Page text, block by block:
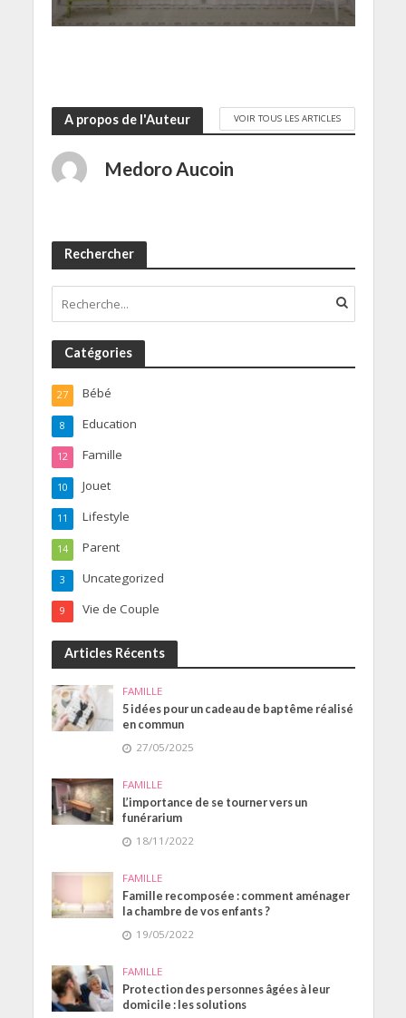
A propos de l'Auteur VOIR TOUS LES ARTICLES
Medoro Aucoin
Rechercher
Catégories
Bébé
27
Education
8
Famille
12
Jouet
10
Lifestyle
11
Parent
14
Uncategorized
3
Vie de Couple
9
Articles Récents
FAMILLE
5 idées pour un cadeau de baptême réalisé
en commun
27/05/2025
FAMILLE
L’importance de se tourner vers un
funérarium
18/11/2022
FAMILLE
Famille recomposée : comment aménager
la chambre de vos enfants ?
19/05/2022
FAMILLE
Protection des personnes âgées à leur
domicile : les solutions